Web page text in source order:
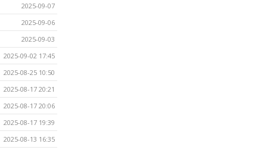
2025-09-07
2025-09-06
2025-09-03
2025-09-02 17:45
2025-08-25 10:50
2025-08-17 20:21
2025-08-17 20:06
2025-08-17 19:39
2025-08-13 16:35